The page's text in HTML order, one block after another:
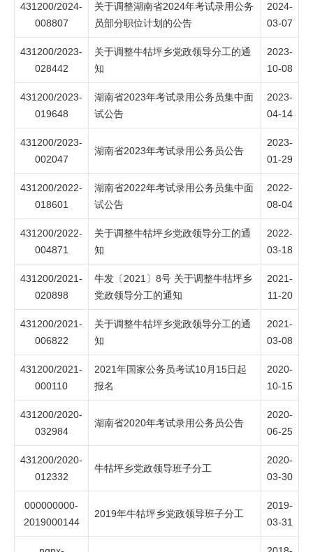
431200/2024-
008807
关于调整湖南省2024年考试录用公务
员部分职位计划的公告
2024-
03-07
431200/2023-
028442
关于调整牛牯坪乡党政领导分工的通
知
2023-
10-08
431200/2023-
019648
湖南省2023年考试录用公务员集中面
试公告
2023-
04-14
431200/2023-
002047
湖南省2023年考试录用公务员公告
2023-
01-29
431200/2022-
018601
湖南省2022年考试录用公务员集中面
试公告
2022-
08-04
431200/2022-
004871
关于调整牛牯坪乡党政领导分工的通
知
2022-
03-18
431200/2021-
020898
牛发〔2021〕8号 关于调整牛牯坪乡
党政领导分工的通知
2021-
11-20
431200/2021-
006822
关于调整牛牯坪乡党政领导分工的通
知
2021-
03-08
431200/2021-
000110
2021年国家公务员考试10月15日起
报名
2020-
10-15
431200/2020-
032984
湖南省2020年考试录用公务员公告
2020-
06-25
431200/2020-
012332
牛牯坪乡党政领导班子分工
2020-
03-30
000000000-
2019000144
2019年牛牯坪乡党政领导班子分工
2019-
03-31